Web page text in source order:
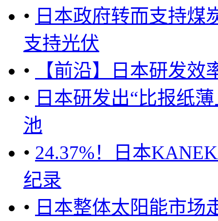
• 日本政府转而支持煤
支持光伏
•
【前沿】日本研发效
• 日本研发出“比报纸
池
• 24.37%！日本
纪录
• 日本整体太阳能市场